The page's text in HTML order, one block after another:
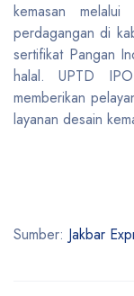
kemasan
perdagangan di
sertifikat Pangan
halal. UPTD
memberikan
layanan desain
Sumber: Jakbar